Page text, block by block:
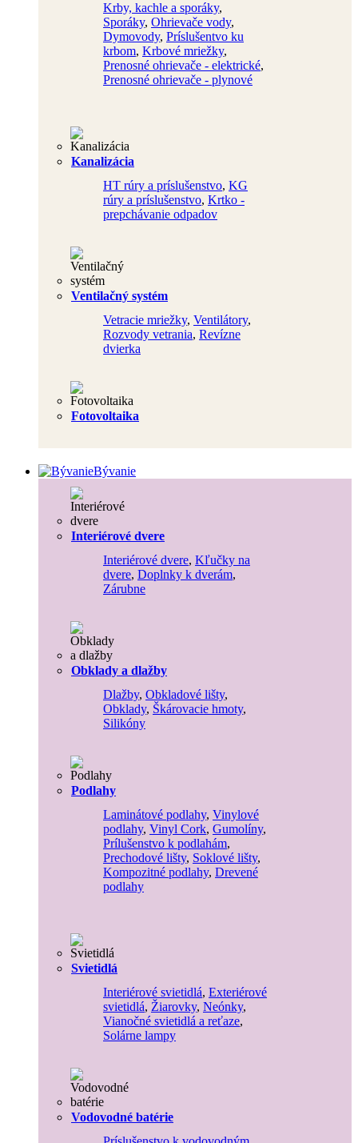
Krby, kachle a sporáky,
Sporáky, Ohrievače vody,
Dymovody, Príslušentvo ku
krbom, Krbové mriežky,
Prenosné ohrievače - elektrické,
Prenosné ohrievače - plynové
Kanalizácia
HT rúry a príslušenstvo, KG
rúry a príslušenstvo, Krtko -
prepchávanie odpadov
Ventilačný systém
Vetracie mriežky, Ventilátory,
Rozvody vetrania, Revízne
dvierka
Fotovoltaika
Bývanie
Interiérové dvere
Interiérové dvere, Kľučky na
dvere, Doplnky k dverám,
Zárubne
Obklady a dlažby
Dlažby, Obkladové lišty,
Obklady, Škárovacie hmoty,
Silikóny
Podlahy
Laminátové podlahy, Vinylové
podlahy, Vinyl Cork, Gumolíny,
Prílušenstvo k podlahám,
Prechodové lišty, Soklové lišty,
Kompozitné podlahy, Drevené
podlahy
Svietidlá
Interiérové svietidlá, Exteriérové
svietidlá, Žiarovky, Neónky,
Vianočné svietidlá a reťaze,
Solárne lampy
Vodovodné batérie